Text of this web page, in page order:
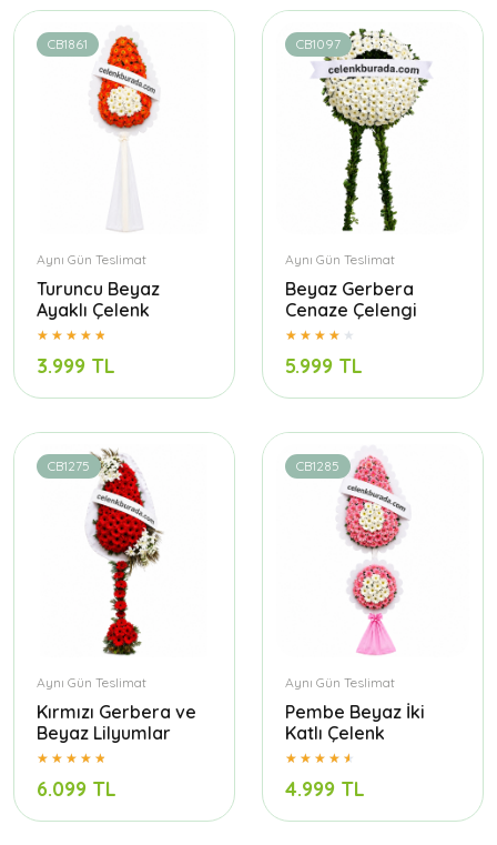
CB1861
Aynı Gün Teslimat
Turuncu Beyaz
Ayaklı Çelenk
3.999 TL
CB1097
Aynı Gün Teslimat
Beyaz Gerbera
Cenaze Çelengi
5.999 TL
CB1275
Aynı Gün Teslimat
Kırmızı Gerbera ve
Beyaz Lilyumlar
6.099 TL
CB1285
Aynı Gün Teslimat
Pembe Beyaz İki
Katlı Çelenk
4.999 TL